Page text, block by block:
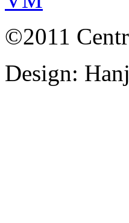
©2011
Design: